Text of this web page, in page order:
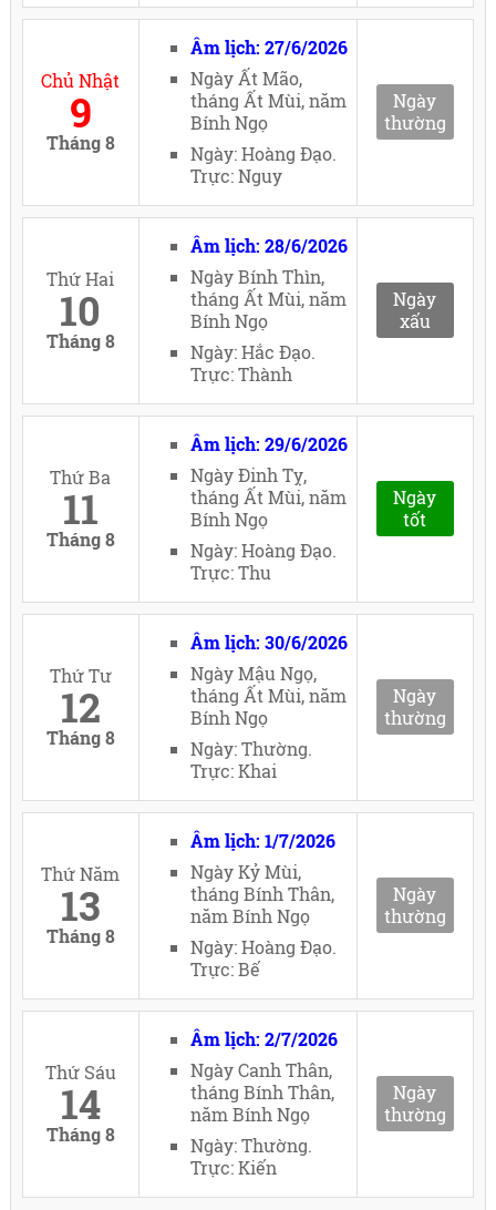
Chủ Nhật
9
Tháng 8
Âm lịch: 27/6/2026
Ngày Ất Mão,
tháng Ất Mùi, năm
Bính Ngọ
Ngày: Hoàng Đạo.
Trực: Nguy
Ngày
thường
Thứ Hai
10
Tháng 8
Âm lịch: 28/6/2026
Ngày Bính Thìn,
tháng Ất Mùi, năm
Bính Ngọ
Ngày: Hắc Đạo.
Trực: Thành
Ngày
xấu
Thứ Ba
11
Tháng 8
Âm lịch: 29/6/2026
Ngày Đinh Tỵ,
tháng Ất Mùi, năm
Bính Ngọ
Ngày: Hoàng Đạo.
Trực: Thu
Ngày
tốt
Thứ Tư
12
Tháng 8
Âm lịch: 30/6/2026
Ngày Mậu Ngọ,
tháng Ất Mùi, năm
Bính Ngọ
Ngày: Thường.
Trực: Khai
Ngày
thường
Thứ Năm
13
Tháng 8
Âm lịch: 1/7/2026
Ngày Kỷ Mùi,
tháng Bính Thân,
năm Bính Ngọ
Ngày: Hoàng Đạo.
Trực: Bế
Ngày
thường
Thứ Sáu
14
Tháng 8
Âm lịch: 2/7/2026
Ngày Canh Thân,
tháng Bính Thân,
năm Bính Ngọ
Ngày: Thường.
Trực: Kiến
Ngày
thường